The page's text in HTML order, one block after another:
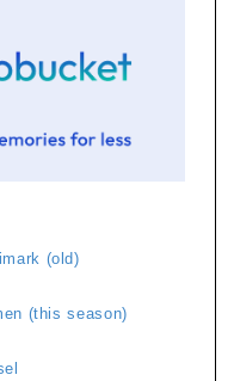
(old)
(this season)